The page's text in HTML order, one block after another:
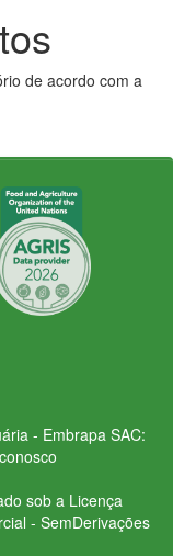
de acordo com a
- Embrapa SAC:
sob a Licença
- SemDerivações